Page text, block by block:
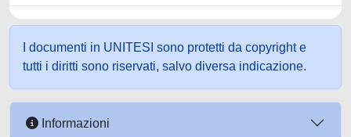
I documenti in UNITESI sono protetti da copyright e
tutti i diritti sono riservati, salvo diversa indicazione.
Informazioni